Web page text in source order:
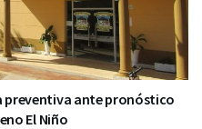
preventiva ante pronóstico
El Niño